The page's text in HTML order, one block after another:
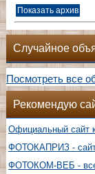
Случайное
Посмотреть все
Рекомендую
Официальный сайт
ФОТОКАПРИЗ - сайт
ФОТОКОМ-ВЕБ -